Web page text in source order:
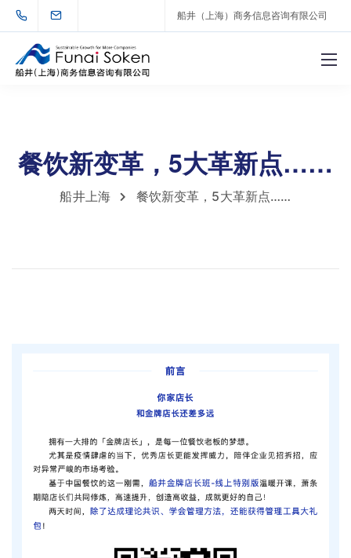
船井（上海）商务信息咨询有限公司
餐饮新变革，5大革新点……
船井上海 餐饮新变革，5大革新点……